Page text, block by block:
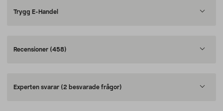
Trygg E-Handel
Recensioner (458)
Experten svarar (2 besvarade frågor)